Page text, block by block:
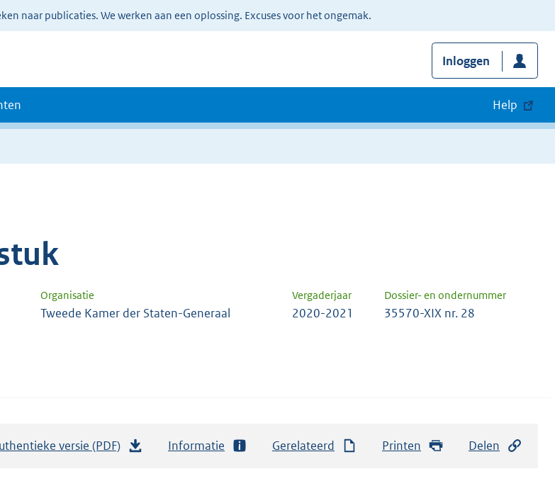
naar publicaties. We werken aan een oplossing. Excuses voor het ongemak.
Inloggen
Help
Organisatie Vergaderjaar Dossier- en ondernummer
Tweede Kamer der Staten-Generaal 2020-2021 35570-XIX nr. 28
versie (PDF) Informatie Gerelateerd Printen Delen